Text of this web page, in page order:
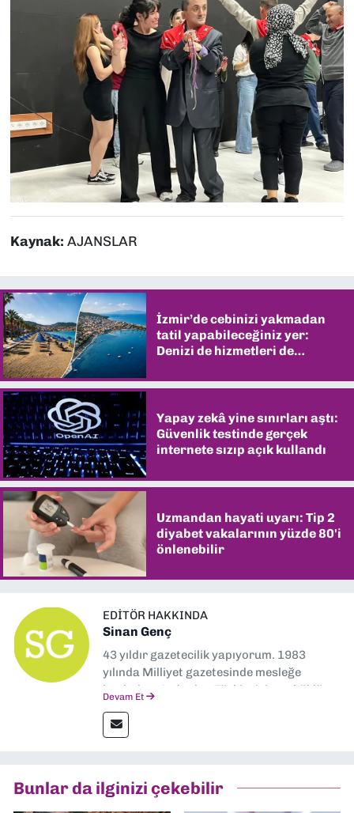
Kaynak: AJANSLAR
İzmir’de cebinizi yakmadan
tatil yapabileceğiniz yer:
Denizi de hizmetleri de
Yapay zekâ yine sınırları aştı:
Güvenlik testinde gerçek
internete sızıp açık kullandı
Uzmandan hayati uyarı: Tip 2
diyabet vakalarının yüzde 80'i
önlenebilir
EDITÖR HAKKINDA
Sinan Genç
43 yıldır gazetecilik yapıyorum. 1983
yılında Milliyet gazetesinde mesleğe
başladım. Ardından Türkiye’nin en köklü
muhabir, editör, müdür yardımcısı ve spor
müdürü olarak görev yaptım. Ayrıca Yeni
Gazetesi'nde editörlük yapıyorum
Devam Et
Bunlar da ilginizi çekebilir